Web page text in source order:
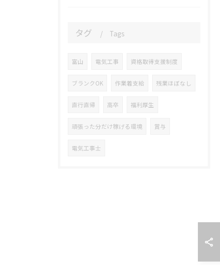
タグ Tags
富山 電気工事 資格取得支援制度
ブランクOK 作業着支給 残業ほぼなし
直行直帰 高卒 福利厚生
頑張った分だけ稼げる環境 賞与
電気工事士